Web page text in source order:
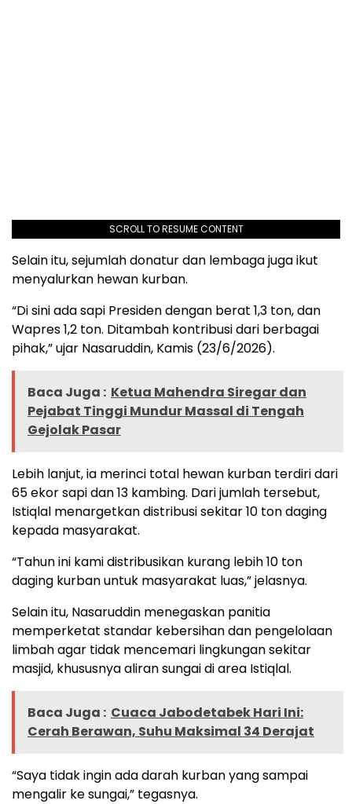
SCROLL TO RESUME CONTENT
Selain itu, sejumlah donatur dan lembaga juga ikut
menyalurkan hewan kurban.
“Di sini ada sapi Presiden dengan berat 1,3 ton, dan
Wapres 1,2 ton. Ditambah kontribusi dari berbagai
pihak,” ujar Nasaruddin, Kamis (23/6/2026).
Baca Juga : Ketua Mahendra Siregar dan
Pejabat Tinggi Mundur Massal di Tengah
Gejolak Pasar
Lebih lanjut, ia merinci total hewan kurban terdiri dari
65 ekor sapi dan 13 kambing. Dari jumlah tersebut,
Istiqlal menargetkan distribusi sekitar 10 ton daging
kepada masyarakat.
“Tahun ini kami distribusikan kurang lebih 10 ton
daging kurban untuk masyarakat luas,” jelasnya.
Selain itu, Nasaruddin menegaskan panitia
memperketat standar kebersihan dan pengelolaan
limbah agar tidak mencemari lingkungan sekitar
masjid, khususnya aliran sungai di area Istiqlal.
Baca Juga : Cuaca Jabodetabek Hari Ini:
Cerah Berawan, Suhu Maksimal 34 Derajat
“Saya tidak ingin ada darah kurban yang sampai
mengalir ke sungai,” tegasnya.